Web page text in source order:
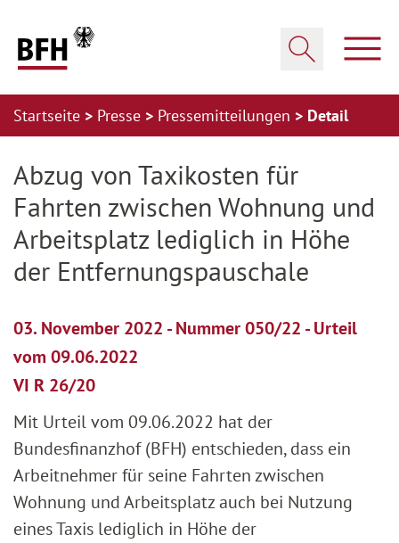
Startseite Presse Pressemitteilungen Detail
Abzug von Taxikosten für
Fahrten zwischen Wohnung und
Arbeitsplatz lediglich in Höhe
der Entfernungspauschale
03. November 2022 - Nummer 050/22 - Urteil
vom 09.06.2022
VI R 26/20
Mit Urteil vom 09.06.2022 hat der
Bundesfinanzhof (BFH) entschieden, dass ein
Arbeitnehmer für seine Fahrten zwischen
Wohnung und Arbeitsplatz auch bei Nutzung
eines Taxis lediglich in Höhe der